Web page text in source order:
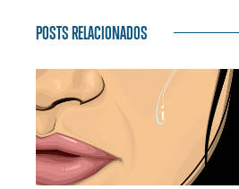
POSTS RELACIONADOS